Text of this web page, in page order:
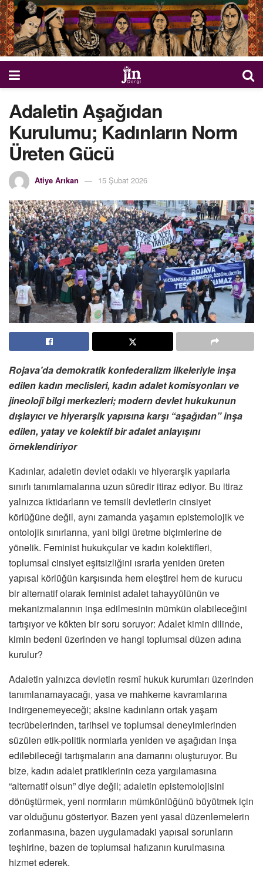
Adaletin Aşağıdan
Kurulumu; Kadınların Norm
Üreten Gücü
Atiye Arıkan 15 Şubat 2026
Rojava’da demokratik konfederalizm ilkeleriyle inşa
edilen kadın meclisleri, kadın adalet komisyonları ve
jineolojî bilgi merkezleri; modern devlet hukukunun
dışlayıcı ve hiyerarşik yapısına karşı “aşağıdan” inşa
edilen, yatay ve kolektif bir adalet anlayışını
örneklendiriyor
Kadınlar, adaletin devlet odaklı ve hiyerarşik yapılarla
sınırlı tanımlamalarına uzun süredir itiraz ediyor. Bu itiraz
yalnızca iktidarların ve temsili devletlerin cinsiyet
körlüğüne değil, aynı zamanda yaşamın epistemolojik ve
ontolojik sınırlarına, yani bilgi üretme biçimlerine de
yönelik. Feminist hukukçular ve kadın kolektifleri,
toplumsal cinsiyet eşitsizliğini ısrarla yeniden üreten
yapısal körlüğün karşısında hem eleştirel hem de kurucu
bir alternatif olarak feminist adalet tahayyülünün ve
mekanizmalarının inşa edilmesinin mümkün olabileceğini
tartışıyor ve kökten bir soru soruyor: Adalet kimin dilinde,
kimin bedeni üzerinden ve hangi toplumsal düzen adına
kurulur?
Adaletin yalnızca devletin resmî hukuk kurumları üzerinden
tanımlanamayacağı, yasa ve mahkeme kavramlarına
indirgenemeyeceği; aksine kadınların ortak yaşam
tecrübelerinden, tarihsel ve toplumsal deneyimlerinden
süzülen etik-politik normlarla yeniden ve aşağıdan inşa
edilebileceği tartışmaların ana damarını oluşturuyor. Bu
bize, kadın adalet pratiklerinin ceza yargılamasına
“alternatif olsun” diye değil; adaletin epistemolojisini
dönüştürmek, yeni normların mümkünlüğünü büyütmek için
var olduğunu gösteriyor. Bazen yeni yasal düzenlemelerin
zorlanmasına, bazen uygulamadaki yapısal sorunların
teşhirine, bazen de toplumsal hafızanın kurulmasına
hizmet ederek.